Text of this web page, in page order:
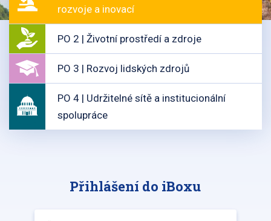
rozvoje a inovací
PO 2 | Životní prostředí a zdroje
PO 3 | Rozvoj lidských zdrojů
PO 4 | Udržitelné sítě a institucionální
spolupráce
Přihlášení do iBoxu